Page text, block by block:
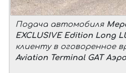
Подача автомобиля
EXCLUSIVE Edition Long
клиенту в оговоренное
Aviation Terminal GAT